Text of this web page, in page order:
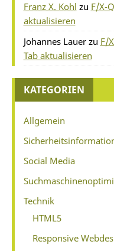
Franz X. Kohl zu F/X-
aktualisieren
Johannes Lauerzu F/
Tab aktualisieren
KATEGORIEN
Allgemein
Social Media
Technik
HTML5
Responsive